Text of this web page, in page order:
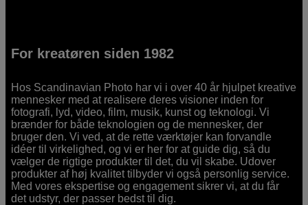
For kreatøren siden 1982
Hos Scandinavian Photo har vi i over 40 år hjulpet kreative
mennesker med at realisere deres visioner inden for
fotografi, lyd, video, film, musik, kunst og teknologi. Vi
brænder for både teknologien og de mennesker, der
bruger den. Vi ved, at de rette værktøjer kan forvandle
idéer til virkelighed, og vi er her for at guide dig, så du
vælger de rigtige produkter til det, du vil skabe. Udover
produkter af høj kvalitet tilbyder vi også personlig service.
Med vores ekspertise og engagement sikrer vi, at du får
det udstyr, der passer bedst til dig.